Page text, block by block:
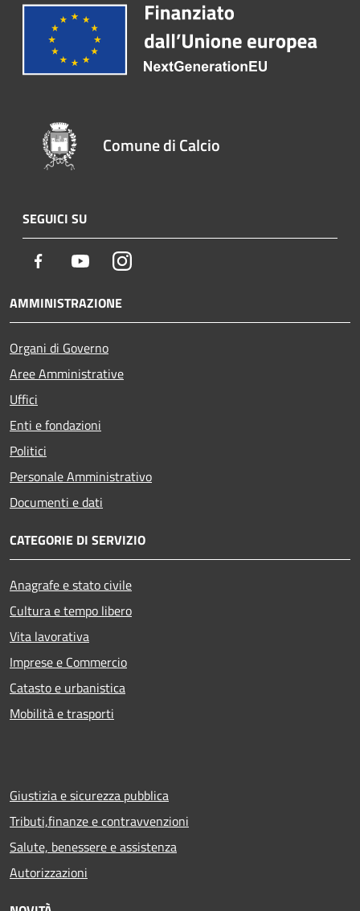
Comune di Calcio
SEGUICI SU
Facebook YoutubeInstagram
AMMINISTRAZIONE
Organi di Governo
Aree Amministrative
Uffici
Enti e fondazioni
Politici
Personale Amministrativo
Documenti e dati
CATEGORIE DI SERVIZIO
Anagrafe e stato civile
Cultura e tempo libero
Vita lavorativa
Imprese e Commercio
Catasto e urbanistica
Mobilità e trasporti
Giustizia e sicurezza pubblica
Tributi,finanze e contravvenzioni
Salute, benessere e assistenza
Autorizzazioni